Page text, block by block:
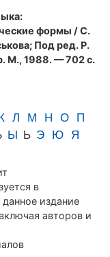
формы / С.
Под ред. Р.
М., 1988. — 702 с.
Л М Н О П
Ы Ь Э Ю Я
в
издание
авторов и